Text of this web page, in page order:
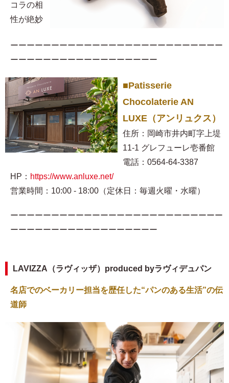
コラの相
性が絶妙
ーーーーーーーーーーーーーーーーーーーーーーーーーー
ーーーーーーーーーーーーーーーーーー
■Patisserie
Chocolaterie AN
LUXE（アンリュクス）
住所：岡崎市井内町字上堤
11-1 グレフューレ壱番館
電話：0564-64-3387
HP： https://www.anluxe.net/
営業時間：10:00 - 18:00（定休日：毎週火曜・水曜）
ーーーーーーーーーーーーーーーーーーーーーーーーーー
ーーーーーーーーーーーーーーーーーー
LAVIZZA（ラヴィッザ）produced byラヴィデュパン
名店でのベーカリー担当を歴任した“パンのある生活”の伝
道師